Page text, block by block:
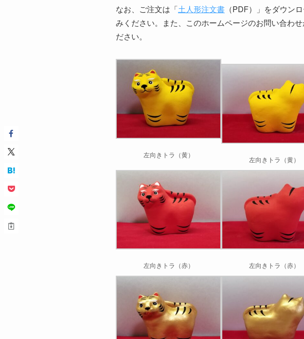
なお、ご注文は「土人形注文書 （PDF）」をダウン
みください。また、このホームページのお問い合わ
ださい。
左向きトラ（黄）
左向きトラ（黄）
左向きトラ（赤） 左向きトラ（赤）